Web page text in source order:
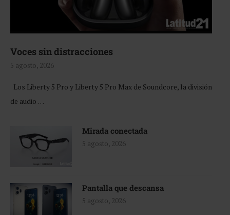
Voces sin distracciones
5 agosto, 2026
Los Liberty 5 Pro y Liberty 5 Pro Max de Soundcore, la división
de audio …
Mirada conectada
5 agosto, 2026
Pantalla que descansa
5 agosto, 2026